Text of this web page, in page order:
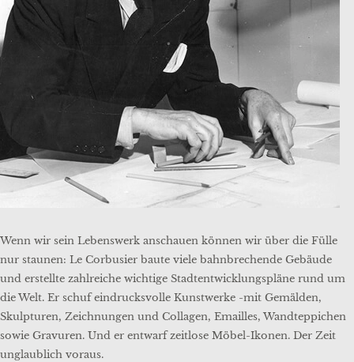
Wenn wir sein Lebenswerk anschauen können wir über die Fülle
nur staunen: Le Corbusier baute viele bahnbrechende Gebäude
und erstellte zahlreiche wichtige Stadtentwicklungspläne rund um
die Welt. Er schuf eindrucksvolle Kunstwerke -mit Gemälden,
Skulpturen, Zeichnungen und Collagen, Emailles, Wandteppichen
sowie Gravuren. Und er entwarf zeitlose Möbel-Ikonen. Der Zeit
unglaublich voraus.